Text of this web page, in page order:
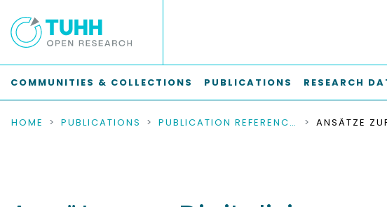
COMMUNITIES & COLLECTIONS PUBLICATIONS RESEARCH
HOME PUBLICATIONS PUBLICATION REFERENCES